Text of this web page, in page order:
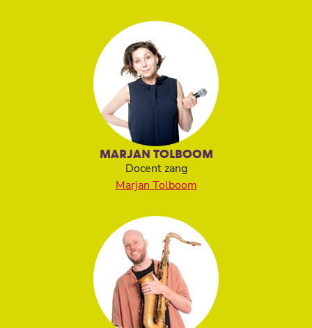
MARJAN TOLBOOM
Docent zang
Marjan Tolboom